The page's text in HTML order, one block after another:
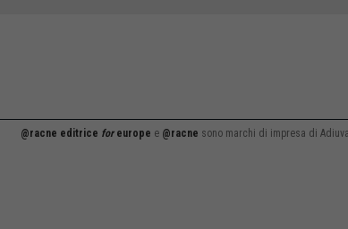
@racne editrice foreurope e @racne sono marchi di impresa di